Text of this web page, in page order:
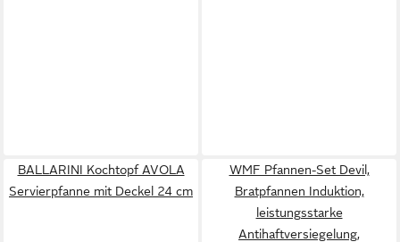
BALLARINI Kochtopf AVOLA
Servierpfanne mit Deckel 24 cm
WMF Pfannen-Set Devil,
Bratpfannen Induktion,
leistungsstarke
Antihaftversiegelung,